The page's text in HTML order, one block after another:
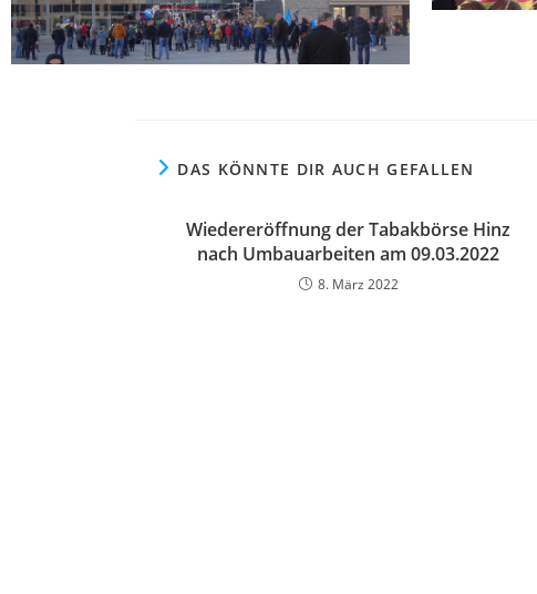
DAS KÖNNTE DIR AUCH GEFALLEN
Wiedereröffnung der Tabakbörse Hinz
nach Umbauarbeiten am 09.03.2022
8. März 2022